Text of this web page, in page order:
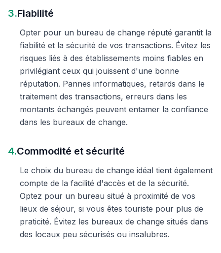
3.Fiabilité
Opter pour un bureau de change réputé garantit la
fiabilité et la sécurité de vos transactions. Évitez les
risques liés à des établissements moins fiables en
privilégiant ceux qui jouissent d'une bonne
réputation. Pannes informatiques, retards dans le
traitement des transactions, erreurs dans les
montants échangés peuvent entamer la confiance
dans les bureaux de change.
4.Commodité et sécurité
Le choix du bureau de change idéal tient également
compte de la facilité d'accès et de la sécurité.
Optez pour un bureau situé à proximité de vos
lieux de séjour, si vous êtes touriste pour plus de
praticité. Évitez les bureaux de change situés dans
des locaux peu sécurisés ou insalubres.